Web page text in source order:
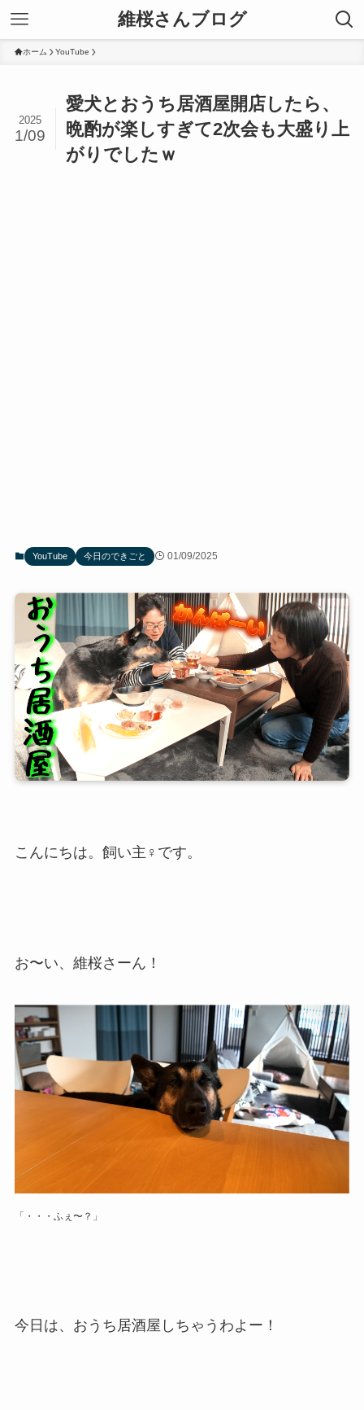
維桜さんブログ
ホーム YouTube
愛犬とおうち居酒屋開店したら、
晩酌が楽しすぎて2次会も大盛り上
がりでしたｗ
2025
1/09
YouTube 今日のできごと 01/09/2025
こんにちは。飼い主♀です。
お〜い、維桜さーん！
「・・・ふぇ〜？」
今日は、おうち居酒屋しちゃうわよー！